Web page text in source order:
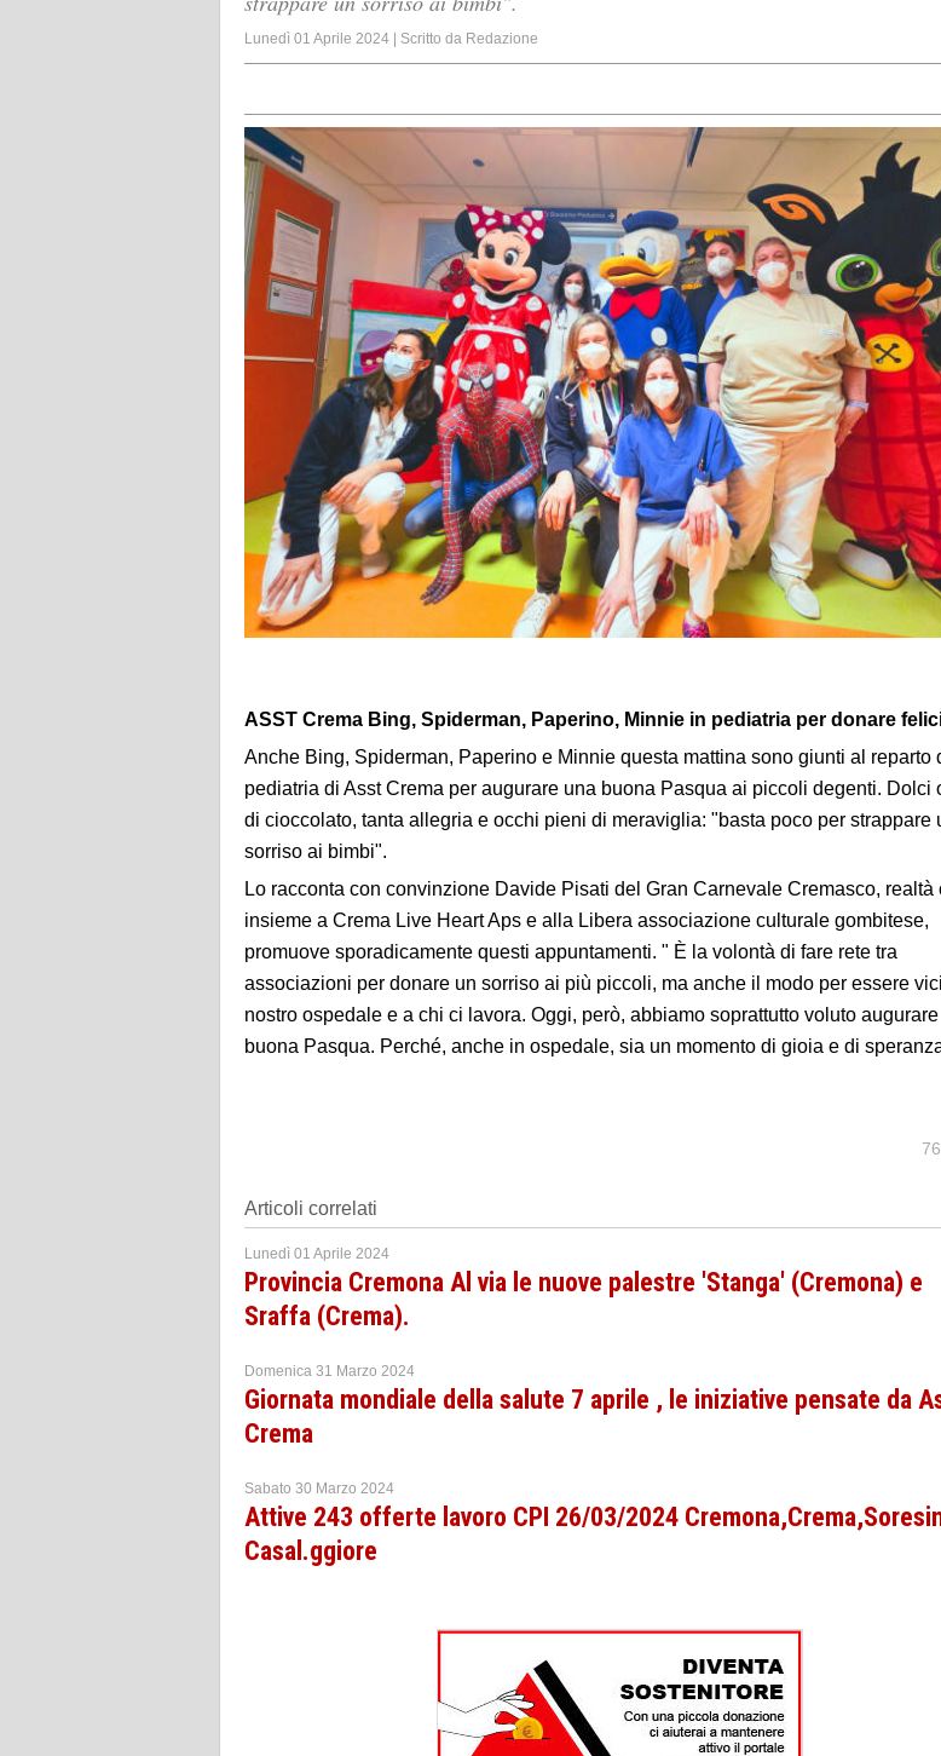
Lunedì 01 Aprile 2024 | Scritto da Redazione
ASST Crema Bing, Spiderman, Paperino, Minnie in pediatria per donare
Anche Bing, Spiderman, Paperino e Minnie questa mattina sono giunti al reparto
pediatria di Asst Crema per augurare una buona Pasqua ai piccoli degenti. Dolci
di cioccolato, tanta allegria e occhi pieni di meraviglia: "basta poco per strappare
sorriso ai bimbi".
Lo racconta con convinzione Davide Pisati del Gran Carnevale Cremasco, realtà
insieme a Crema Live Heart Aps e alla Libera associazione culturale gombitese,
promuove sporadicamente questi appuntamenti. " È la volontà di fare rete tra
associazioni per donare un sorriso ai più piccoli, ma anche il modo per essere
nostro ospedale e a chi ci lavora. Oggi, però, abbiamo soprattutto voluto augurare
buona Pasqua. Perché, anche in ospedale, sia un momento di gioia e di
Articoli correlati
Lunedì 01 Aprile 2024
Provincia Cremona Al via le nuove palestre 'Stanga' (Cremona) e
Sraffa (Crema).
Domenica 31 Marzo 2024
Giornata mondiale della salute 7 aprile , le iniziative pensate da
Crema
Sabato 30 Marzo 2024
Attive 243 offerte lavoro CPI 26/03/2024
Casal.ggiore